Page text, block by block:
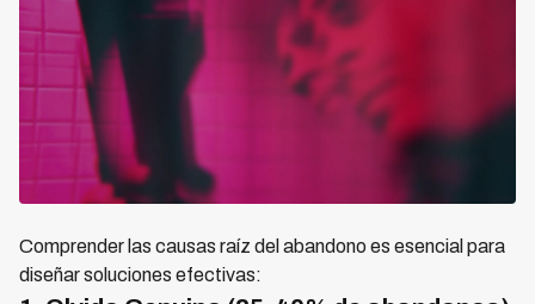
Comprender las causas raíz del abandono es esencial para
diseñar soluciones efectivas: